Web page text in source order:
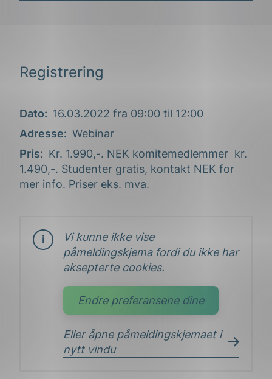
Marius Bergersen Hansen
Faglig ansvarlig, Solcellespesialisten
Ola Johansson
Registrering
Dato
16.03.2022 fra 09:00 til 12:00
Adresse
Webinar
Pris
Kr. 1.990,-. NEK komitemedlemmer kr.
1.490,-. Studenter gratis, kontakt NEK for
mer info. Priser eks. mva.
Vi kunne ikke vise
påmeldingskjema fordi du ikke har
aksepterte cookies.
Endre preferansene dine
Eller åpne påmeldingskjemaet i
nytt vindu